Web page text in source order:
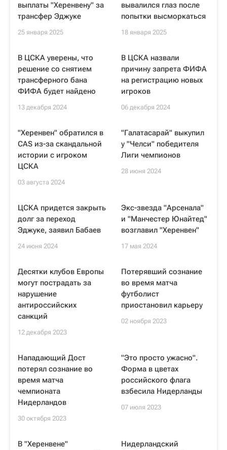
выплаты "Херенвену" за
трансфер Эджуке
25 января 2025
вывалился глаз после
попытки высморкаться
18 января 2025
В ЦСКА уверены, что
решение со снятием
трансферного бана
ФИФА будет найдено
13 декабря 2024
В ЦСКА назвали
причину запрета ФИФА
на регистрацию новых
игроков
06 декабря 2024
"Херенвен" обратился в
CAS из-за скандальной
истории с игроком
ЦСКА
03 августа 2024
"Галатасарай" выкупил
у "Челси" победителя
Лиги чемпионов
28 июня 2024
ЦСКА придется закрыть
долг за переход
Эджуке, заявил Бабаев
24 июня 2024
Экс-звезда "Арсенала"
и "Манчестер Юнайтед"
возглавил "Херенвен"
17 мая 2024
Десятки клубов Европы
могут пострадать за
нарушение
антироссийских
санкций
12 декабря 2023
Потерявший сознание
во время матча
футболист
приостановил карьеру
02 ноября 2023
Нападающий Дост
потерял сознание во
время матча
чемпионата
Нидерландов
30 октября 2023
"Это просто ужасно".
Форма в цветах
российского флага
взбесила Нидерланды
07 июля 2023
В "Херенвене"
Нидерландский